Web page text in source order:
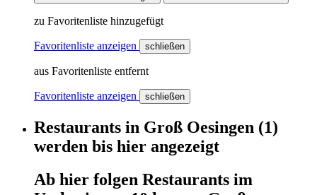
zu Favoritenliste hinzugefügt
Favoritenliste anzeigen schließen
aus Favoritenliste entfernt
Favoritenliste anzeigen schließen
Restaurants in Groß Oesingen (1)
werden bis hier angezeigt
Ab hier folgen Restaurants im